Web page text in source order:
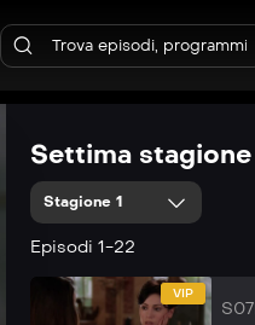
Settima
Stagione 1
Episodi 1-22
VIP
VIP
VIP